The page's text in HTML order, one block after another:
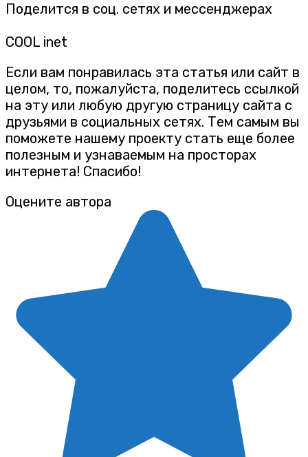
Поделится в соц. сетях и мессенджерах
COOL inet
Если вам понравилась эта статья или сайт в
целом, то, пожалуйста, поделитесь ссылкой
на эту или любую другую страницу сайта с
друзьями в социальных сетях. Тем самым вы
поможете нашему проекту стать еще более
полезным и узнаваемым на просторах
интернета! Спасибо!
Оцените автора